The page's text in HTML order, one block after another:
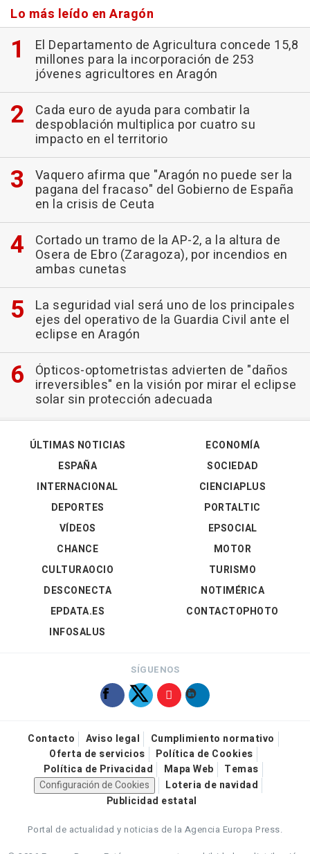
Lo más leído en Aragón
El Departamento de Agricultura concede 15,8
millones para la incorporación de 253
jóvenes agricultores en Aragón
Cada euro de ayuda para combatir la
despoblación multiplica por cuatro su
impacto en el territorio
Vaquero afirma que "Aragón no puede ser la
pagana del fracaso" del Gobierno de España
en la crisis de Ceuta
Cortado un tramo de la AP-2, a la altura de
Osera de Ebro (Zaragoza), por incendios en
ambas cunetas
La seguridad vial será uno de los principales
ejes del operativo de la Guardia Civil ante el
eclipse en Aragón
Ópticos-optometristas advierten de "daños
irreversibles" en la visión por mirar el eclipse
solar sin protección adecuada
ÚLTIMAS NOTICIAS
ESPAÑA
INTERNACIONAL
DEPORTES
VÍDEOS
ECONOMÍA
SOCIEDAD
CIENCIAPLUS
PORTALTIC
EPSOCIAL
CHANCE
CULTURAOCIO
DESCONECTA
EPDATA.ES
INFOSALUS
MOTOR
TURISMO
NOTIMÉRICA
CONTACTOPHOTO
SÍGUENOS
Contacto Aviso legal
Cumplimiento normativo
Oferta de servicios
Política de Cookies
Política de Privacidad
Mapa Web
Temas
Configuración de Cookies
Loteria de navidad
Publicidad estatal
Portal de actualidad y noticias de la Agencia Europa Press.